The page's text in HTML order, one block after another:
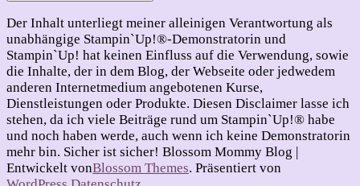
Der Inhalt unterliegt meiner alleinigen Verantwortung als
unabhängige Stampin`Up!®-Demonstratorin und
Stampin`Up! hat keinen Einfluss auf die Verwendung, sowie
die Inhalte, der in dem Blog, der Webseite oder jedwedem
anderen Internetmedium angebotenen Kurse,
Dienstleistungen oder Produkte. Diesen Disclaimer lasse ich
stehen, da ich viele Beiträge rund um Stampin`Up!® habe
und noch haben werde, auch wenn ich keine Demonstratorin
mehr bin. Sicher ist sicher! Blossom Mommy Blog |
Entwickelt vonBlossom Themes. Präsentiert von